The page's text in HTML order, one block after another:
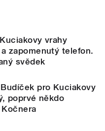
vrahy
zapomenutý telefon.
svědek
pro Kuciakovy
poprvé někdo